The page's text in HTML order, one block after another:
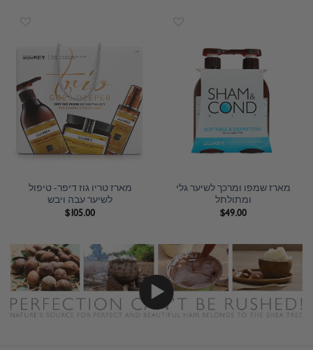
מארז שמפו ומרכך לשיער גלי
ומתולתל
$49.00
מארז טריו גוז דיפר- טיפול
לשיער עבה ויבש
$105.00